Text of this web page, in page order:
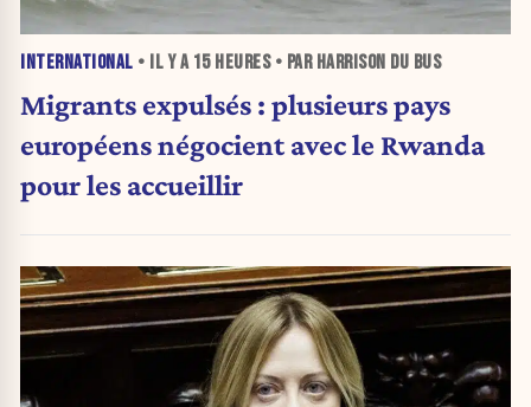
INTERNATIONAL • IL Y A 15 HEURES• PAR HARRISON DU BUS
Migrants expulsés : plusieurs pays
européens négocient avec le Rwanda
pour les accueillir